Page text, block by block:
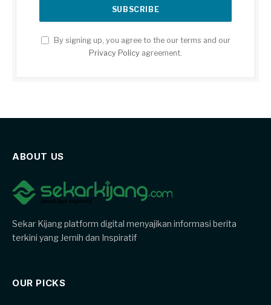
By signing up, you agree to the our terms and our
Privacy Policy agreement.
ABOUT US
Sekar Kijang platform digital menyajikan informasi berita
terkini yang Jernih dan Inspiratif
OUR PICKS